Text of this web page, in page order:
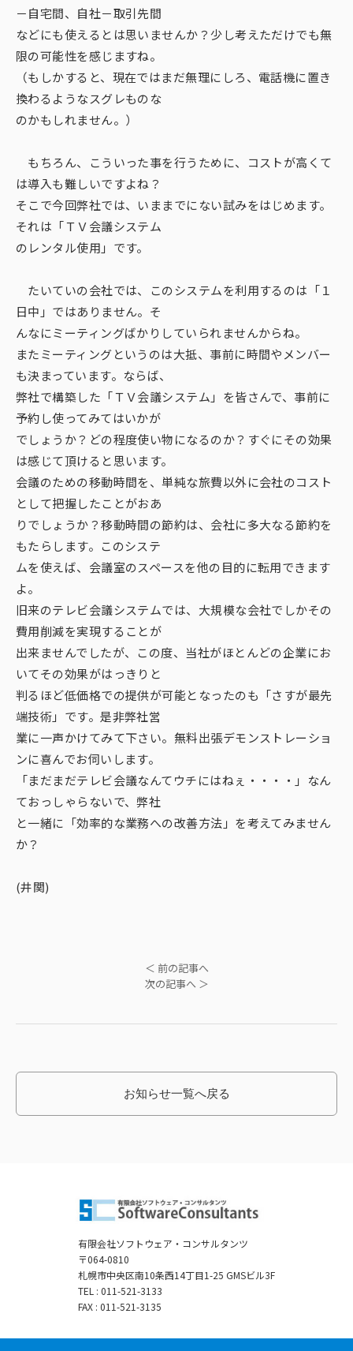
－自宅間、自社－取引先間
などにも使えるとは思いませんか？少し考えただけでも無
限の可能性を感じますね。
（もしかすると、現在ではまだ無理にしろ、電話機に置き
換わるようなスグレものな
のかもしれません。）
もちろん、こういった事を行うために、コストが高くて
は導入も難しいですよね？
そこで今回弊社では、いままでにない試みをはじめます。
それは「ＴＶ会議システム
のレンタル使用」です。
たいていの会社では、このシステムを利用するのは「１
日中」ではありません。そ
んなにミーティングばかりしていられませんからね。
またミーティングというのは大抵、事前に時間やメンバー
も決まっています。ならば、
弊社で構築した「ＴＶ会議システム」を皆さんで、事前に
予約し使ってみてはいかが
でしょうか？どの程度使い物になるのか？すぐにその効果
は感じて頂けると思います。
会議のための移動時間を、単純な旅費以外に会社のコスト
として把握したことがおあ
りでしょうか？移動時間の節約は、会社に多大なる節約を
もたらします。このシステ
ムを使えば、会議室のスペースを他の目的に転用できます
よ。
旧来のテレビ会議システムでは、大規模な会社でしかその
費用削減を実現することが
出来ませんでしたが、この度、当社がほとんどの企業にお
いてその効果がはっきりと
判るほど低価格での提供が可能となったのも「さすが最先
端技術」です。是非弊社営
業に一声かけてみて下さい。無料出張デモンストレーショ
ンに喜んでお伺いします。
「まだまだテレビ会議なんてウチにはねぇ・・・・」なん
ておっしゃらないで、弊社
と一緒に「効率的な業務への改善方法」を考えてみません
か？
(井関)
＜ 前の記事へ
次の記事へ ＞
お知らせ一覧へ戻る
有限会社ソフトウェア・コンサルタンツ
〒064-0810
札幌市中央区南10条西14丁目1-25 GMSビル3F
TEL : 011-521-3133
FAX : 011-521-3135